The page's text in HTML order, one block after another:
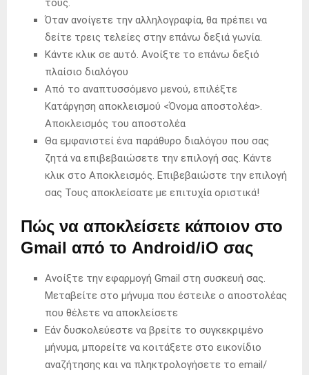
τους.
Όταν ανοίγετε την αλληλογραφία, θα πρέπει να
δείτε τρεις τελείες στην επάνω δεξιά γωνία.
Κάντε κλικ σε αυτό. Ανοίξτε το επάνω δεξιό
πλαίσιο διαλόγου
Από το αναπτυσσόμενο μενού, επιλέξτε
Κατάργηση αποκλεισμού <Όνομα αποστολέα>.
Αποκλεισμός του αποστολέα
Θα εμφανιστεί ένα παράθυρο διαλόγου που σας
ζητά να επιβεβαιώσετε την επιλογή σας. Κάντε
κλικ στο Αποκλεισμός. Επιβεβαιώστε την επιλογή
σας Τους αποκλείσατε με επιτυχία οριστικά!
Πώς να αποκλείσετε κάποιον στο
Gmail από το Android/iO σας
Ανοίξτε την εφαρμογή Gmail στη συσκευή σας.
Μεταβείτε στο μήνυμα που έστειλε ο αποστολέας
που θέλετε να αποκλείσετε
Εάν δυσκολεύεστε να βρείτε το συγκεκριμένο
μήνυμα, μπορείτε να κοιτάξετε στο εικονίδιο
αναζήτησης και να πληκτρολογήσετε το email/